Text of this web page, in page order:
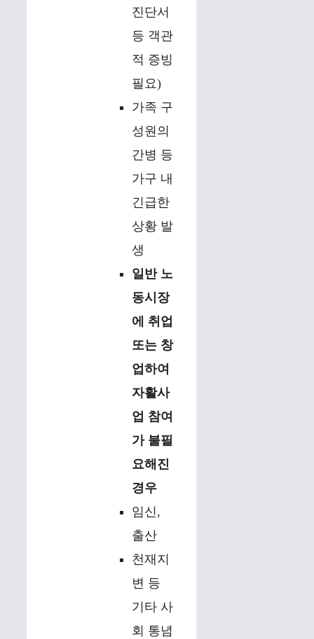
진단서
등 객관
적 증빙
필요)
가족 구
성원의
간병 등
가구 내
긴급한
상황 발
생
일반 노
동시장
에 취업
또는 창
업하여
자활사
업 참여
가 불필
요해진
경우
임신,
출산
천재지
변 등
기타 사
회 통념